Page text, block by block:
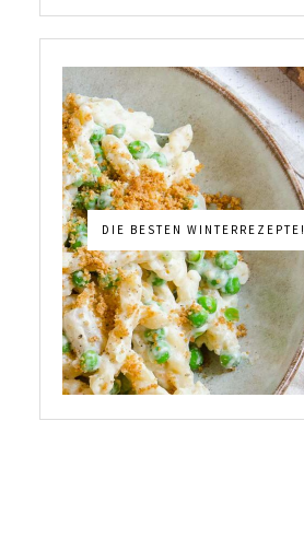
DIE BESTEN WINTERREZEPTE!